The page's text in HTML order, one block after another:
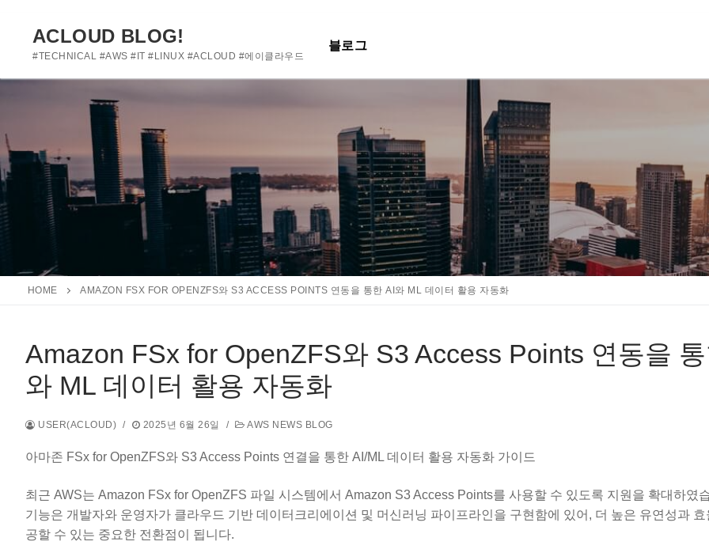
기
ACLOUD BLOG!
#TECHNICAL #AWS #IT #LINUX #ACLOUD #에이클라우드
블로그
HOME AMAZON FSX FOR OPENZFS와 S3 ACCESS POINTS 연동을 통한 AI와 ML 데이터 활용 자동화
Amazon FSx for OpenZFS와 S3 Access Points 연동을
와 ML 데이터 활용 자동화
USER(ACLOUD) / 2025년 6월 26일 / AWS NEWS BLOG
아마존 FSx for OpenZFS와 S3 Access Points 연결을 통한 AI/ML 데이터 활용 자동화 가이드
최근 AWS는 Amazon FSx for OpenZFS 파일 시스템에서 Amazon S3 Access Points를 사용할 수 있도록 지원을 확대하였
기능은 개발자와 운영자가 클라우드 기반 데이터크리에이션 및 머신러닝 파이프라인을 구현함에 있어, 더 높은 유연성과
공할 수 있는 중요한 전환점이 됩니다.